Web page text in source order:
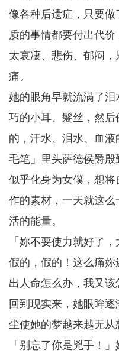
像各种后遗症，只要
质的事情都要付出代
太哀凄、悲伤、郁闷
痛。
她的眼角早就流满了
巧的小耳、髮丝，然
的，汗水、泪水、血
毛笔」里头萨德侯爵
似乎化身为女僕，想将
作的素材，一天就这
活的能量。
「妳不要使力就好了
假的，假的！这么痛
出人命怎么办，我又
回到现实来，她眼眸
尘使她的梦越来越无从
「别忘了你是兇手！